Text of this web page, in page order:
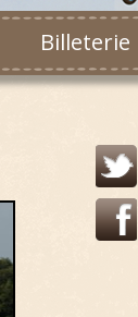
Billeterie